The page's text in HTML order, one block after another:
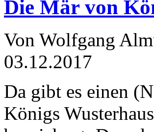
Die Mär von
Von Wolfgang
03.12.2017
Da gibt es einen
Königs